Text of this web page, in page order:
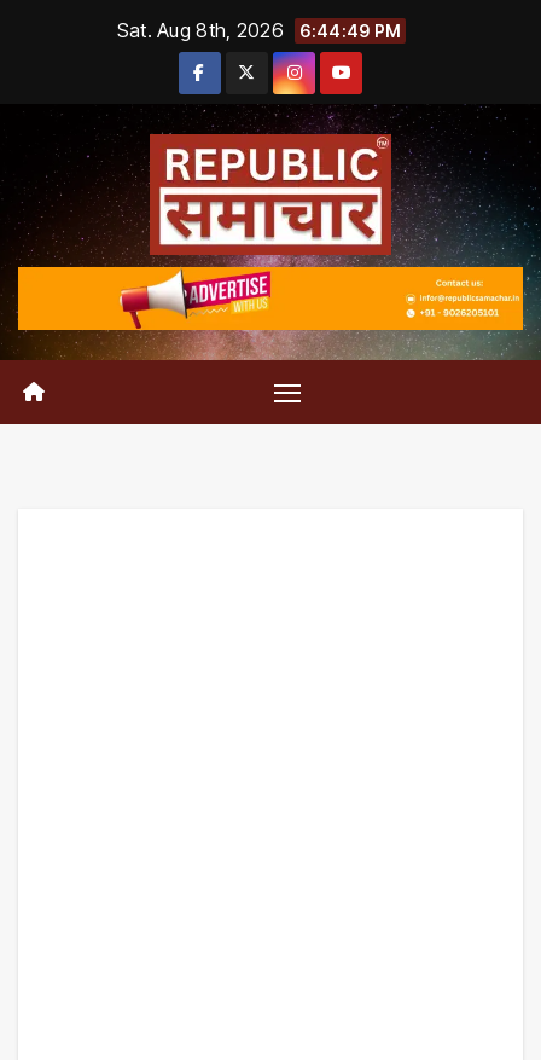
Sat. Aug 8th, 2026 6:44:50 PM